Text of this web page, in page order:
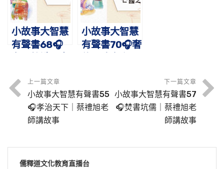
小故事大智慧
有聲書68🎧
故事
小故事大智慧
有聲書70🎧奢
上一篇文章
小故事大智慧有聲書55
🎧孝治天下｜蔡禮旭老
師講故事
下一篇文章
小故事大智慧有聲書57
🎧焚書坑儒｜蔡禮旭老
師講故事
儒釋道文化教育直播台